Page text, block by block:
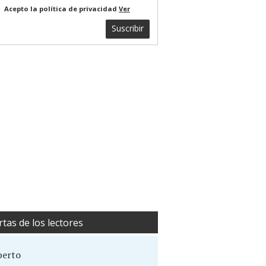
Acepto la política de privacidad Ver
Suscribir
de los lectores